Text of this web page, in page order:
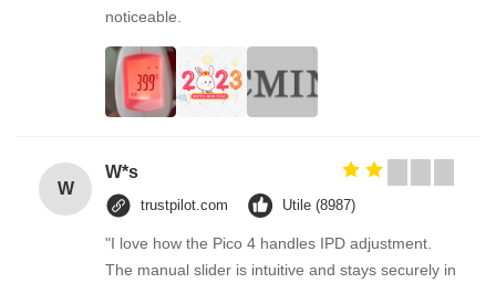
noticeable.
W
W*s
trustpilot.com Utile (8987)
"I love how the Pico 4 handles IPD adjustment.
The manual slider is intuitive and stays securely in